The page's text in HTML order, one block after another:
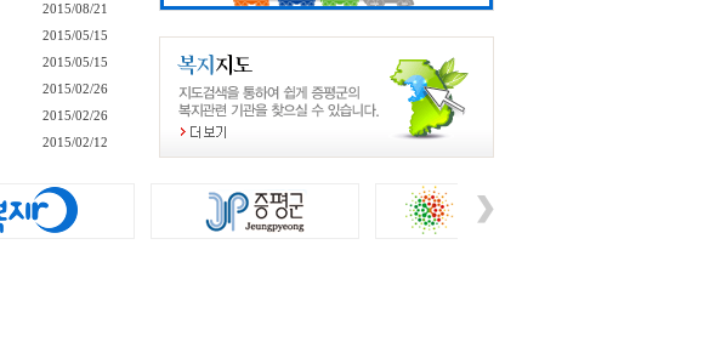
2015/08/21
2015/05/15
2015/05/15
2015/02/26
2015/02/26
2015/02/12